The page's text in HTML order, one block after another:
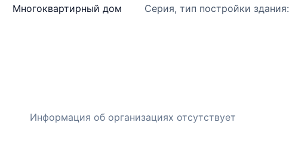
Многоквартирный дом Серия, тип постройки здания:
Информация об организациях отсутствует